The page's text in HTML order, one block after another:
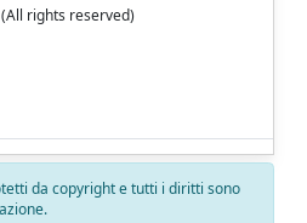
rights reserved)
da copyright e tutti i diritti sono